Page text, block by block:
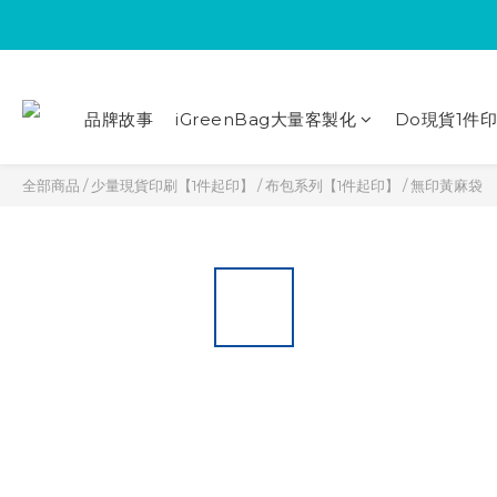
品牌故事 iGreenBag大量客製化 Do現貨1件
全部商品 /少量現貨印刷【1件起印】 /布包系列【1件起印】 /無印黃麻袋